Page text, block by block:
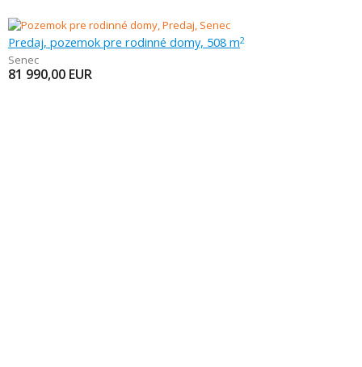
Predaj, pozemok pre rodinné domy, 508 m2
Senec
81 990,00 EUR